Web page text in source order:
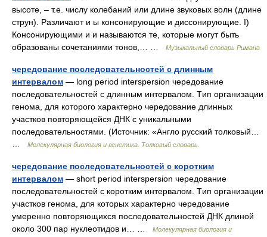
высоте, – т.е. числу колебаний или длине звуковых волн (длине
струн). Различают и ы консонирующие и диссонирующие. I)
Консонирующими и и называются те, которые могут быть
образованы сочетаниями тонов,… …
Музыкальный словарь Римана
чередование последовательностей с длинным
интервалом — long period interspersion чередование
последовательностей с длинным интервалом. Tип организации
генома, для которого характерно чередование длинных
участков повторяющейся ДНК с уникальными
последовательностями. (Источник: «Англо русский толковый…
Молекулярная биология и генетика. Толковый словарь.
чередование последовательностей с коротким
интервалом — short period interspersion чередование
последовательностей с коротким интервалом. Tип организации
участков генома, для которых характерно чередование
умеренно повторяющихся последовательностей ДНК длиной
около 300 пар нуклеотидов и… …
Молекулярная биология и